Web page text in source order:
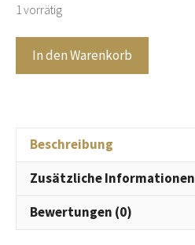
1 vorrätig
NijensHANNOVER
Gassitasche
wasserdicht
In den Warenkorb
Beschreibung
Zusätzliche Informationen
Bewertungen (0)